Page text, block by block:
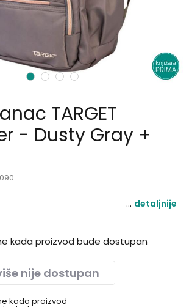
1 2 3 4
TARGET
- Dusty Gray +
detaljnije
kada proizvod bude dostupan
nije dostupan
kada proizvod